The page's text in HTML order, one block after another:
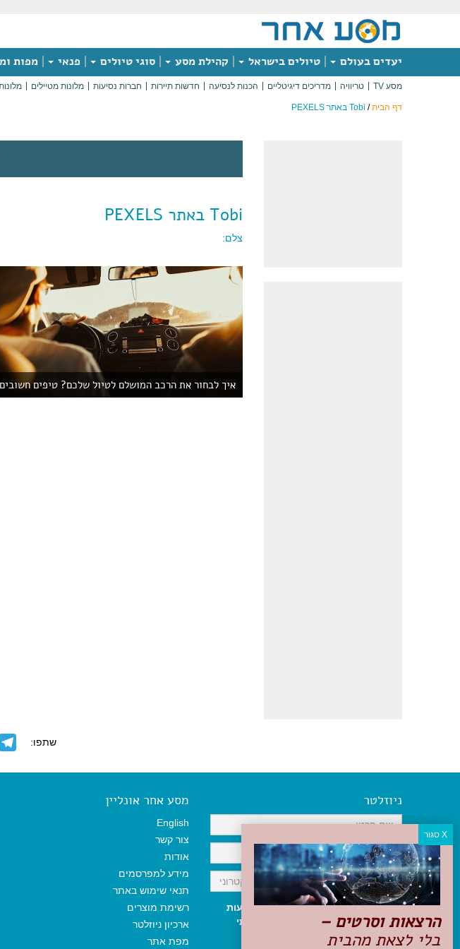
יעדים בעולם טיולים בישראל קהילת מסע סוגי טיולים פנאי מפות
מסע TV טריוויה מדריכים דיגיטליים הכנות לנסיעה חדשות תיירות חברות נסיעות מלונות מטיילים
דף הבית/ Tobi באתר PEXELS
Tobi באתר PEXELS
צלם:
איך לבחור את הרכב המושלם לטיול שלכם? טיפים
שתפו:
T
e
e
ניוזלטר
אני מאשר/ת קבלת ניוזלטר והודעות
שיווקיות, ומאשר/ת כי קראתי והסכמתי
לתקנון האתר ולמדיניות הפרטיות
מסע אחר אונליין
English
צור קשר
אודות
מידע למפרסמים
תנאי שימוש באתר
רשימת מוצרים
ארכיון ניוזלטר
מפת אתר
הרצאות וסרטים –
בלי לצאת מהבית